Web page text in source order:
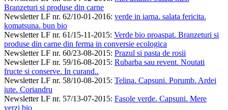
Branzeturi si produse din carne
Newsletter LF nr. 62/10-01-2016: verde in iarna. salata fericita.
komatsuna. bun bio
Newsletter LF nr. 61/15-11-2015: Verde bio proaspat. Branzeturi si
produse din carne din ferma in conversie ecologica
Newsletter LF nr. 60/23-08-2015: Prazul si pasta de rosii
Newsletter LF nr. 59/16-08-2015: Rubarba sau revent. Noutati
fructe si conserve. In curand..
Newsletter LF nr. 58/10-08-2015: Telina. Capsuni. Porumb. Ardei
iute. Coriandru
Newsletter LF nr. 57/13-07-2015: Fasole verde. Capsuni. Mere
verzi bio